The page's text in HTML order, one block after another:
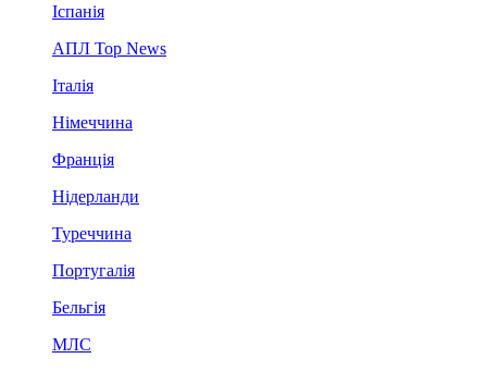
Іспанія
АПЛ Top News
Італія
Німеччина
Франція
Нідерланди
Туреччина
Португалія
Бельгія
МЛС